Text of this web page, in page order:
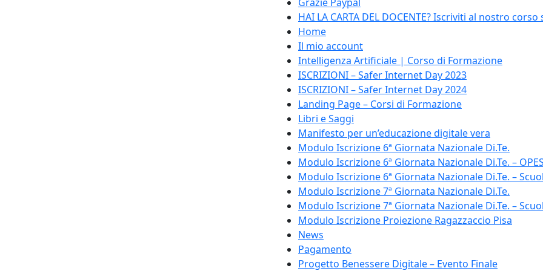
HAI LA CARTA DEL DOCENTE? Iscriviti al nostro
Home
Il mio account
Intelligenza Artificiale | Corso di Formazione
ISCRIZIONI – Safer Internet Day 2023
ISCRIZIONI – Safer Internet Day 2024
Landing Page – Corsi di Formazione
Libri e Saggi
Manifesto per un’educazione digitale vera
Modulo Iscrizione 6ª Giornata Nazionale Di.Te.
Modulo Iscrizione 6ª Giornata Nazionale Di.Te. –
Modulo Iscrizione 6ª Giornata Nazionale Di.Te. –
Modulo Iscrizione 7ª Giornata Nazionale Di.Te.
Modulo Iscrizione 7ª Giornata Nazionale Di.Te. –
Modulo Iscrizione Proiezione Ragazzaccio Pisa
News
Pagamento
Progetto Benessere Digitale – Evento Finale